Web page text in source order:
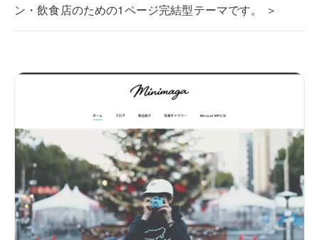
ン・飲食店のための1ページ完結型テーマです。 ＞